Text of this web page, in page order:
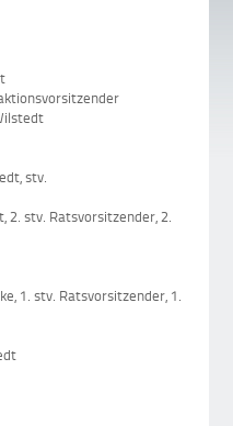
stv.
2. stv. Ratsvorsitzender, 2.
1. stv. Ratsvorsitzender, 1.